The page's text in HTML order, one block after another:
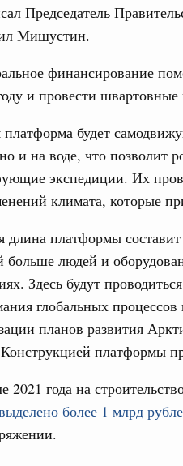
Председатель
Мишустин.
финансирование
и провести
будет
и на воде, что позволит
экспедиции. Их
климата, которые
платформы составит
больше людей и
Здесь будут
глобальных
планов развития
платформы
2021 года на
более 1 млрд
Вчера
перечень
от НДФЛ
года
технологий
поручения по
индустрия
достижений и массовый
и Михаил
инновации. Некоммерческие
Благотворительность